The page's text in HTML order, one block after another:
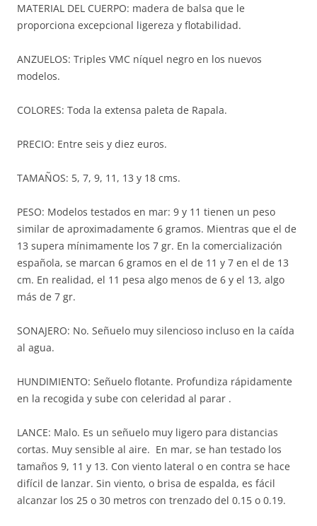
MATERIAL DEL CUERPO: madera de balsa que le
proporciona excepcional ligereza y flotabilidad.
ANZUELOS: Triples VMC níquel negro en los nuevos
modelos.
COLORES: Toda la extensa paleta de Rapala.
PRECIO: Entre seis y diez euros.
TAMAÑOS: 5, 7, 9, 11, 13 y 18 cms.
PESO: Modelos testados en mar: 9 y 11 tienen un peso
similar de aproximadamente 6 gramos. Mientras que el de
13 supera mínimamente los 7 gr. En la comercialización
española, se marcan 6 gramos en el de 11 y 7 en el de 13
cm. En realidad, el 11 pesa algo menos de 6 y el 13, algo
más de 7 gr.
SONAJERO: No. Señuelo muy silencioso incluso en la caída
al agua.
HUNDIMIENTO: Señuelo flotante. Profundiza rápidamente
en la recogida y sube con celeridad al parar .
LANCE: Malo. Es un señuelo muy ligero para distancias
cortas. Muy sensible al aire. En mar, se han testado los
tamaños 9, 11 y 13. Con viento lateral o en contra se hace
difícil de lanzar. Sin viento, o brisa de espalda, es fácil
alcanzar los 25 o 30 metros con trenzado del 0.15 o 0.19.